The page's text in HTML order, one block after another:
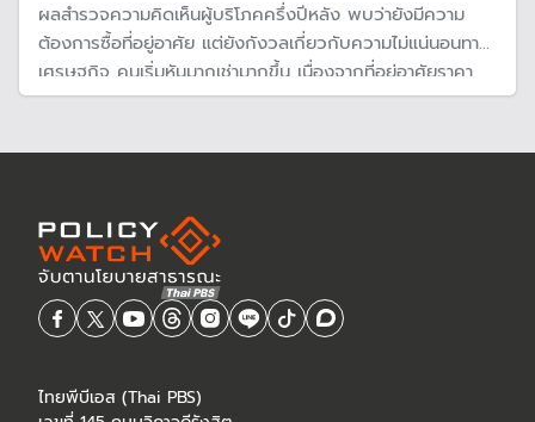
ผลสำรวจความคิดเห็นผู้บริโภคครึ่งปีหลัง พบว่ายังมีความ
ต้องการซื้อที่อยู่อาศัย แต่ยังกังวลเกี่ยวกับความไม่แน่นอนทาง
เศรษฐกิจ คนเริ่มหันมากเช่ามากขึ้น เนื่องจากที่อยู่อาศัยราคา
แพง ขณะคนรุ่นใหม่ กลุ่มมิลเลนเนียลและ GEN Y-Z หันมาอยู่
ขอรอรับมรดก
ไทยพีบีเอส (Thai PBS)